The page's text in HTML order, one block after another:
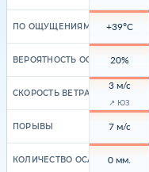
ПО ОЩУЩЕНИЯМ
ВЕРОЯТНОСТЬ ОСАДКОВ
СКОРОСТЬ ВЕТРА
ПОРЫВЫ
КОЛИЧЕСТВО ОСАДКОВ
+39°C
20%
3 м/с
↗ ЮЗ
7 м/с
0 мм.